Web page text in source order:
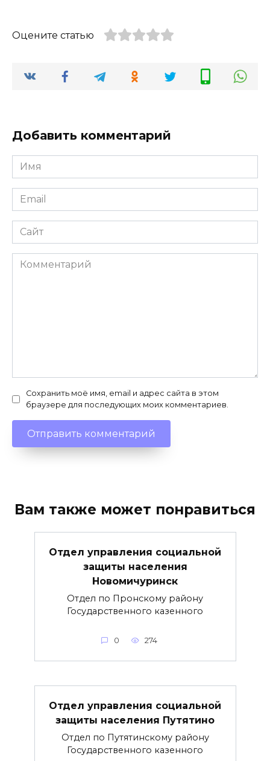
Оцените статью
Добавить комментарий
Имя
*
Email
*
Сайт
Комментарий
Сохранить моё имя, email и адрес сайта в этом
браузере для последующих моих комментариев.
Вам также может понравиться
Отдел управления социальной
защиты населения
Новомичуринск
Отдел по Пронскому району
Государственного казенного
0 274
Отдел управления социальной
защиты населения Путятино
Отдел по Путятинскому району
Государственного казенного